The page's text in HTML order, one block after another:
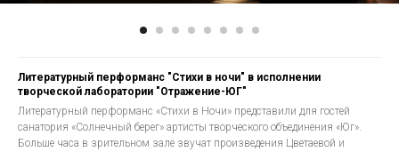
Литературный перформанс "Стихи в ночи" в исполнении
творческой лаборатории "Отражение-ЮГ"
Литературный перформанс «Стихи в Ночи» представили для гостей
санатория «Солнечный берег» артисты творческого объединения «Юг».
Больше часа в зрительном зале звучат произведения Цветаевой и